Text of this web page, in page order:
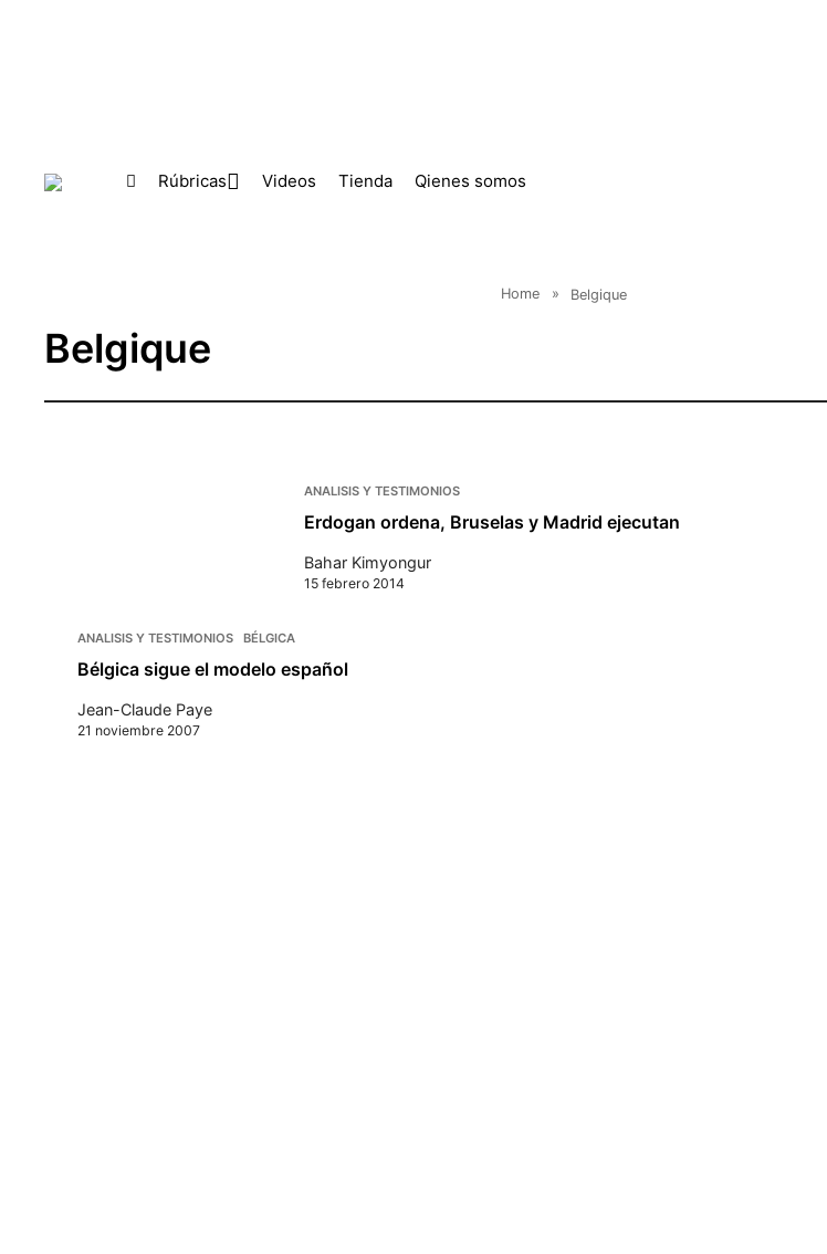
Rúbricas Videos Tienda Qienes somos
Home » Belgique
Belgique
ANALISIS Y TESTIMONIOS
Erdogan ordena, Bruselas y Madrid ejecutan
Bahar Kimyongur
15 febrero 2014
ANALISIS Y TESTIMONIOS BÉLGICA
Bélgica sigue el modelo español
Jean-Claude Paye
21 noviembre 2007